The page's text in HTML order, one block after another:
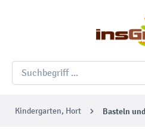
Kindergarten, Hort Basteln